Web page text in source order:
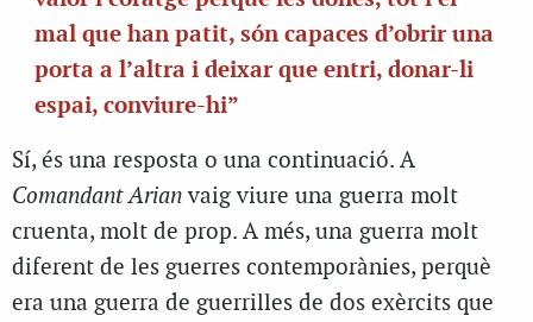
mal que han patit, són capaces d’obrir una
porta a l’altra i deixar que entri, donar-li
espai, conviure-hi”
Sí, és una resposta o una continuació. A
Comandant Arianvaig viure una guerra molt
cruenta, molt de prop. A més, una guerra molt
diferent de les guerres contemporànies, perquè
era una guerra de guerrilles de dos exèrcits que